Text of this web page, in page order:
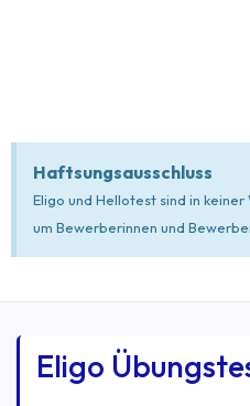
Haftsungsausschluss
Eligo und Hellotest sind in
um Bewerberinnen und
Eligo